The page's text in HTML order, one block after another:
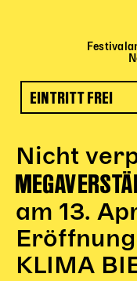
Rund um den
Begleitmaterial
Theaterklasse
Vorstellungen
Angebote für
PädagogikClub
Sommerfest
Open House
EINTRITT FREI
Nicht
am 13.
KLIMA